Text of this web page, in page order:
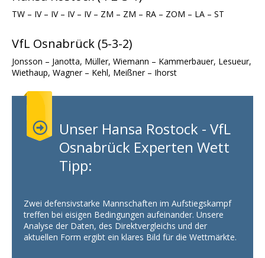
TW – IV – IV – IV – IV – ZM – ZM – RA – ZOM – LA – ST
VfL Osnabrück (5-3-2)
Jonsson – Janotta, Müller, Wiemann – Kammerbauer, Lesueur,
Wiethaup, Wagner – Kehl, Meißner – Ihorst
Unser Hansa Rostock - VfL
Osnabrück Experten Wett
Tipp:
Zwei defensivstarke Mannschaften im Aufstiegskampf
treffen bei eisigen Bedingungen aufeinander. Unsere
Analyse der Daten, des Direktvergleichs und der
aktuellen Form ergibt ein klares Bild für die Wettmärkte.